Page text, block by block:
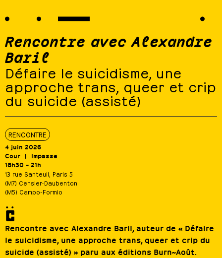
Rencontre avec Alexandre
Baril
Défaire le suicidisme, une
approche trans, queer et crip
du suicide (assisté)
RENCONTRE
4 juin 2026
Cour
Impasse
18h30 – 21h
13 rue Santeuil, Paris 5
(M7) Censier-Daubenton
(M5) Campo-Formio
Rencontre avec Alexandre Baril, auteur de « Défaire
le suicidisme, une approche trans, queer et crip du
suicide (assisté) » paru aux éditions Burn~Août.